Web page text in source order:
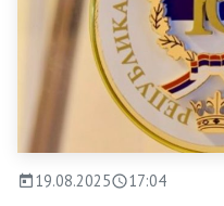
19.08.2025 17:04